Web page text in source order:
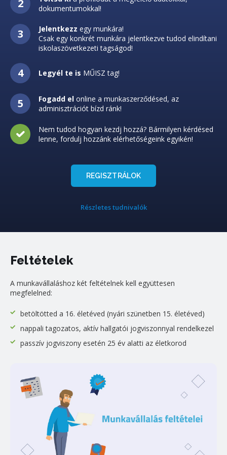
dokumentumokkal!
Jelentkezz egy munkára!
Csak egy konkrét munkára jelentkezve tudod elindítani
iskolaszövetkezeti tagságod!
Legyél te is MŰISZ tag!
Fogadd el online a munkaszerződésed, az
adminisztrációt bízd ránk!
Nem tudod hogyan kezdj hozzá? Bármilyen kérdésed
lenne, fordulj hozzánk elérhetőségeink egyikén!
REGISZTRÁLOK
Részletes tudnivalók
Feltételek
A munkavállaláshoz két feltételnek kell együttesen
megfelelned:
betöltötted a 16. életéved (nyári szünetben 15. életéved)
nappali tagozatos, aktív hallgatói jogviszonnyal rendelkezel
passzív jogviszony esetén 25 év alatti az életkorod